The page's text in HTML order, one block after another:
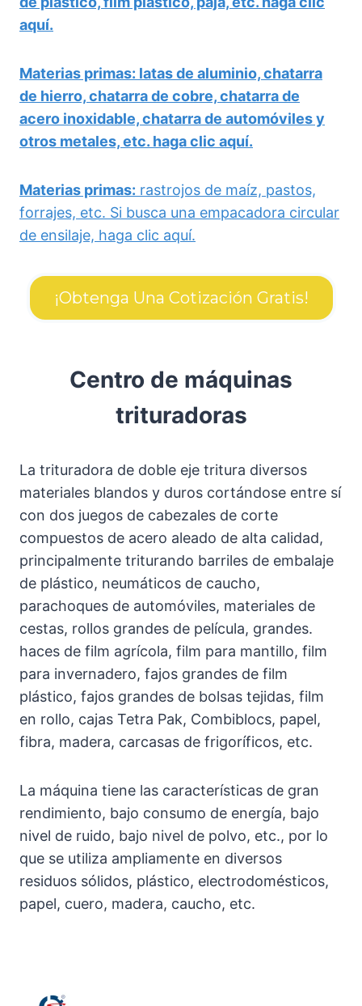
aquí.
Materias primas: latas de aluminio, chatarra
de hierro, chatarra de cobre, chatarra de
acero inoxidable, chatarra de automóviles y
otros metales, etc. haga clic aquí.
Materias primas: rastrojos de maíz, pastos,
forrajes, etc. Si busca una empacadora circular
de ensilaje, haga clic aquí.
¡Obtenga Una Cotización Gratis!
Centro de máquinas
trituradoras
La trituradora de doble eje tritura diversos
materiales blandos y duros cortándose entre sí
con dos juegos de cabezales de corte
compuestos de acero aleado de alta calidad,
principalmente triturando barriles de embalaje
de plástico, neumáticos de caucho,
parachoques de automóviles, materiales de
cestas, rollos grandes de película, grandes.
haces de film agrícola, film para mantillo, film
para invernadero, fajos grandes de film
plástico, fajos grandes de bolsas tejidas, film
en rollo, cajas Tetra Pak, Combiblocs, papel,
fibra, madera, carcasas de frigoríficos, etc.
La máquina tiene las características de gran
rendimiento, bajo consumo de energía, bajo
nivel de ruido, bajo nivel de polvo, etc., por lo
que se utiliza ampliamente en diversos
residuos sólidos, plástico, electrodomésticos,
papel, cuero, madera, caucho, etc.